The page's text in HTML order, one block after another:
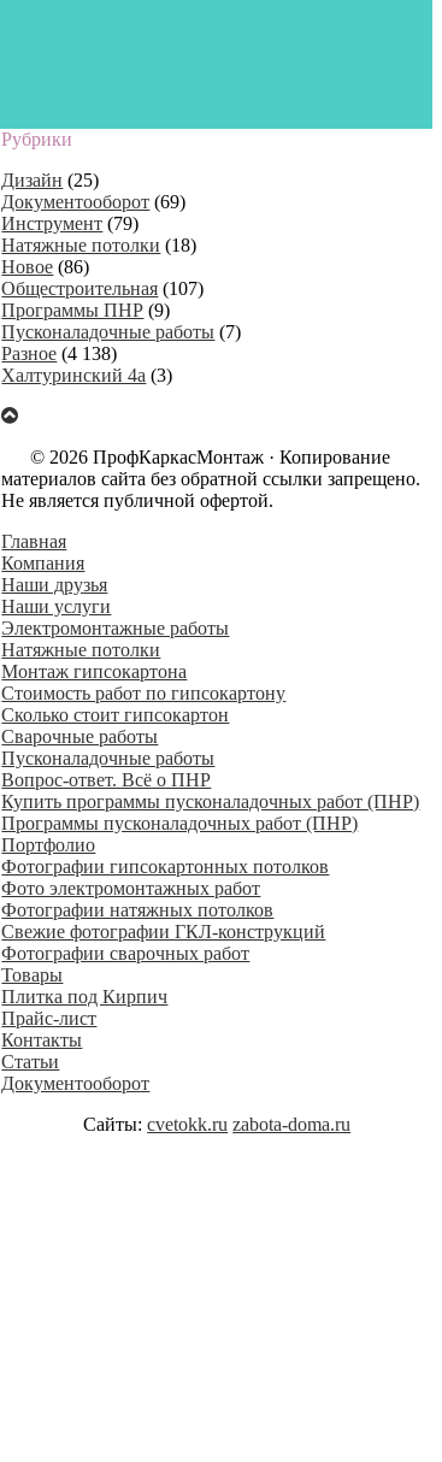
Рубрики
Дизайн (25)
Документооборот (69)
Инструмент (79)
Натяжные потолки (18)
Новое (86)
Общестроительная (107)
Программы ПНР (9)
Пусконаладочные работы (7)
Разное (4 138)
Халтуринский 4а (3)
© 2026 ПрофКаркасМонтаж · Копирование
материалов сайта без обратной ссылки запрещено.
Не является публичной офертой.
Главная
Компания
Наши друзья
Наши услуги
Электромонтажные работы
Натяжные потолки
Монтаж гипсокартона
Стоимость работ по гипсокартону
Сколько стоит гипсокартон
Сварочные работы
Пусконаладочные работы
Вопрос-ответ. Всё о ПНР
Купить программы пусконаладочных работ (ПНР)
Программы пусконаладочных работ (ПНР)
Портфолио
Фотографии гипсокартонных потолков
Фото электромонтажных работ
Фотографии натяжных потолков
Свежие фотографии ГКЛ-конструкций
Фотографии сварочных работ
Товары
Плитка под Кирпич
Прайс-лист
Контакты
Статьи
Документооборот
Сайты:cvetokk.ru zabota-doma.ru